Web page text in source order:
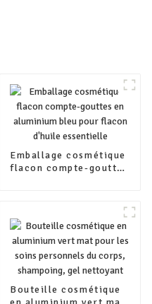
Emballage cosmétique
flacon compte-gouttes
Bouteille cosmétique